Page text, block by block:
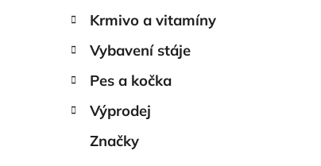
Krmivo a vitamíny
Vybavení stáje
Pes a kočka
Výprodej
Značky